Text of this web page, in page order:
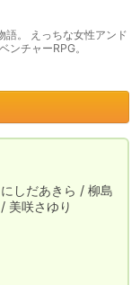
語。 えっちな女性アンド
ンチャーRPG。
美咲さゆり